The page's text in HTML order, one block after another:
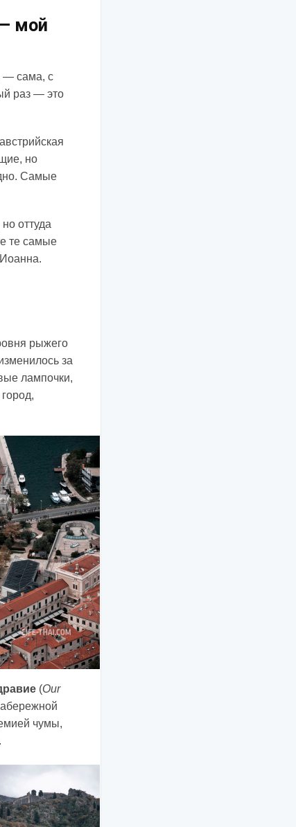
мой
— сама, с
раз — это
но
Самые
но оттуда
те самые
рыжего
за
лампочки,
(Our
чумы,